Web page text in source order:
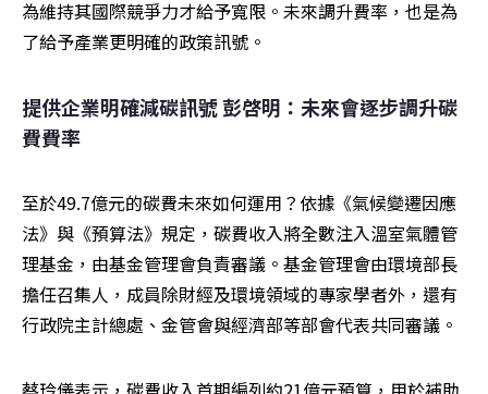
為維持其國際競爭力才給予寬限。未來調升費率，也是為
了給予產業更明確的政策訊號。
提供企業明確減碳訊號 彭啓明：未來會逐步調升碳
費費率
至於49.7億元的碳費未來如何運用？依據《氣候變遷因應
法》與《預算法》規定，碳費收入將全數注入溫室氣體管
理基金，由基金管理會負責審議。基金管理會由環境部長
擔任召集人，成員除財經及環境領域的專家學者外，還有
行政院主計總處、金管會與經濟部等部會代表共同審議。